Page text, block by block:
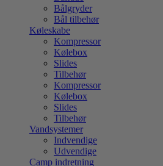
Bålgryder
Bål tilbehør
Køleskabe
Kompressor
Kølebox
Slides
Tilbehør
Kompressor
Kølebox
Slides
Tilbehør
Vandsystemer
Indvendige
Udvendige
Camp indretning